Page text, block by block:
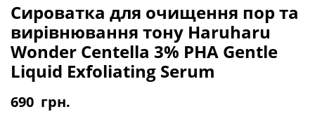
Сироватка для очищення пор та
вирівнювання тону Haruharu
Wonder Centella 3% PHA Gentle
Liquid Exfoliating Serum
690 грн.